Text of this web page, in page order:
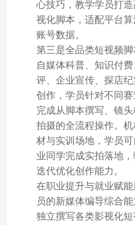
心技巧，教学学员打
视化脚本，适配平台
账号数据。
第三是全品类短视频
自媒体科普、知识付
评、企业宣传、探店
创作，学员针对不同
完成从脚本撰写、镜
拍摄的全流程操作。
材与实训场地，学员
业同学完成实拍落地
迭代优化创作能力。
在职业提升与就业赋
员的新媒体编导综合
独立撰写各类影视化